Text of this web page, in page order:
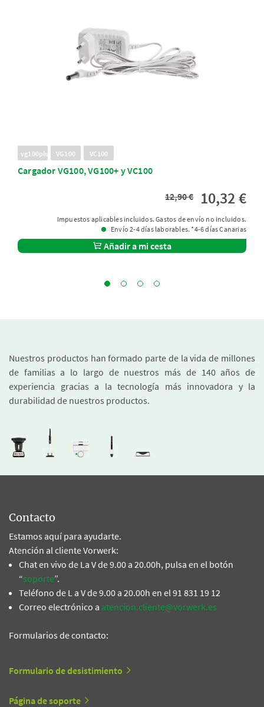
vg100plus VG100 VC100
Cargador VG100, VG100+ y VC100
12,90 € 10,32 €
Impuestos aplicables incluidos. Gastos de envío no incluidos.
Envío 2-4 días laborables. *4-6 días Canarias
Añadir a mi cesta
Nuestros productos han formado parte de la vida de millones
de familias a lo largo de nuestros más de 140 años de
experiencia gracias a la tecnología más innovadora y la
durabilidad de nuestros productos.
Contacto
Estamos aquí para ayudarte.
Atención al cliente Vorwerk:
Chat en vivo de La V de 9.00 a 20.00h, pulsa en el botón
“soporte”.
Teléfono de L a V de 9.00 a 20.00h en el 91 831 19 12
Correo electrónico a atencion.cliente@vorwerk.es
Formularios de contacto:
Formulario de desistimiento
Página de soporte